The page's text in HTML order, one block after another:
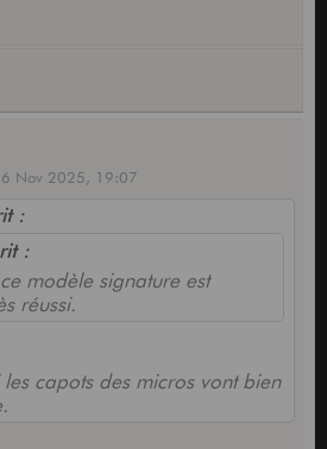
Nov 2025, 19:07
:
:
modèle signature est
réussi.
capots des micros vont bien